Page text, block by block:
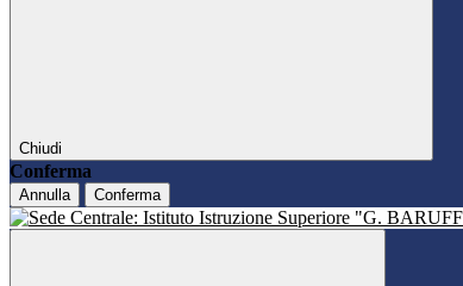
Chiudi
Conferma
Annulla Conferma